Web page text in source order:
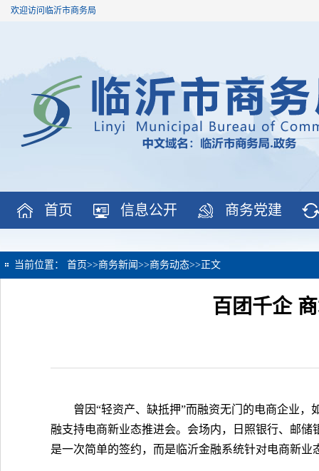
欢迎访问临沂市商务局
首页 信息公开 商务党建
当前位置： 首页>>商务新闻 >>商务动态>>正文
百团千企
曾因“轻资产、缺抵押”而融资无门的电商企业
融支持电商新业态推进会。会场内，日照银行、邮
是一次简单的签约，而是临沂金融系统针对电商新业